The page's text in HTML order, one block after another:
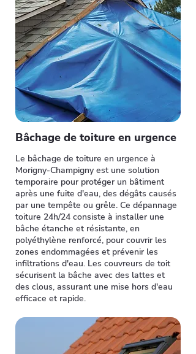
Bâchage de toiture en urgence
Le bâchage de toiture en urgence à
Morigny-Champigny est une solution
temporaire pour protéger un bâtiment
après une fuite d'eau, des dégâts causés
par une tempête ou grêle. Ce dépannage
toiture 24h/24 consiste à installer une
bâche étanche et résistante, en
polyéthylène renforcé, pour couvrir les
zones endommagées et prévenir les
infiltrations d'eau. Les couvreurs de toit
sécurisent la bâche avec des lattes et
des clous, assurant une mise hors d'eau
efficace et rapide.